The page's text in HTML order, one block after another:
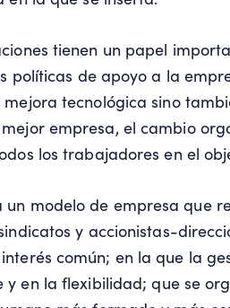
tienen un papel
políticas de apoyo a la
tecnológica sino
empresa, el cambio
los trabajadores en el
modelo de empresa que
y accionistas-
común; en la que la
y en la flexibilidad; que se